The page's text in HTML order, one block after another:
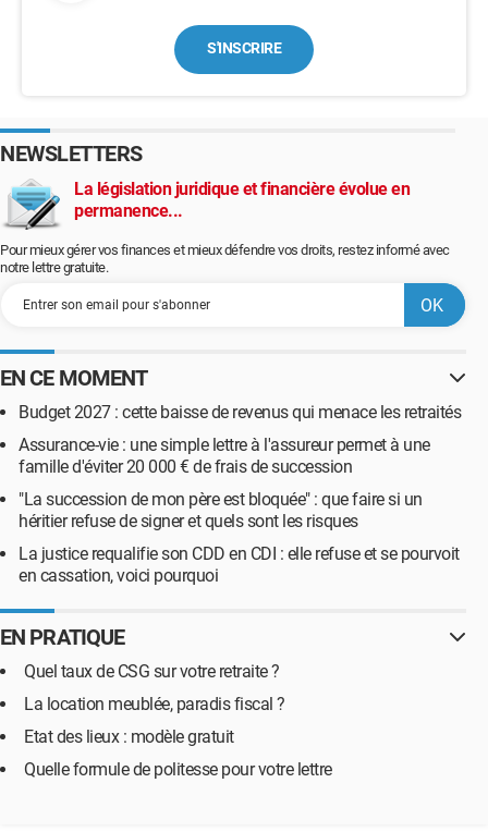
S'INSCRIRE
NEWSLETTERS
La législation juridique et financière évolue en
permanence...
Pour mieux gérer vos finances et mieux défendre vos droits, restez informé avec
notre lettre gratuite.
EN CE MOMENT
Budget 2027 : cette baisse de revenus qui menace les retraités
Assurance-vie : une simple lettre à l'assureur permet à une
famille d'éviter 20 000 € de frais de succession
"La succession de mon père est bloquée" : que faire si un
héritier refuse de signer et quels sont les risques
La justice requalifie son CDD en CDI : elle refuse et se pourvoit
en cassation, voici pourquoi
EN PRATIQUE
Quel taux de CSG sur votre retraite ?
La location meublée, paradis fiscal ?
Etat des lieux : modèle gratuit
Quelle formule de politesse pour votre lettre